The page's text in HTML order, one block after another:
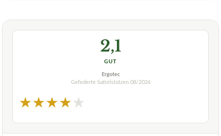
2,1
GUT
Ergotec
Gefederte Sattelstützen 08/2026
★★★★★